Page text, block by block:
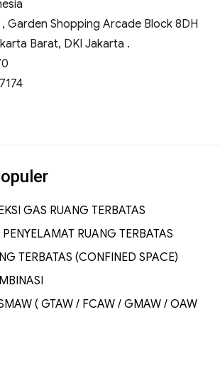
Garden Shopping Arcade Block 8DH
Barat, DKI Jakarta .
GAS RUANG TERBATAS
RUANG TERBATAS
TERBATAS (CONFINED SPACE)
( GTAW / FCAW / GMAW / OAW